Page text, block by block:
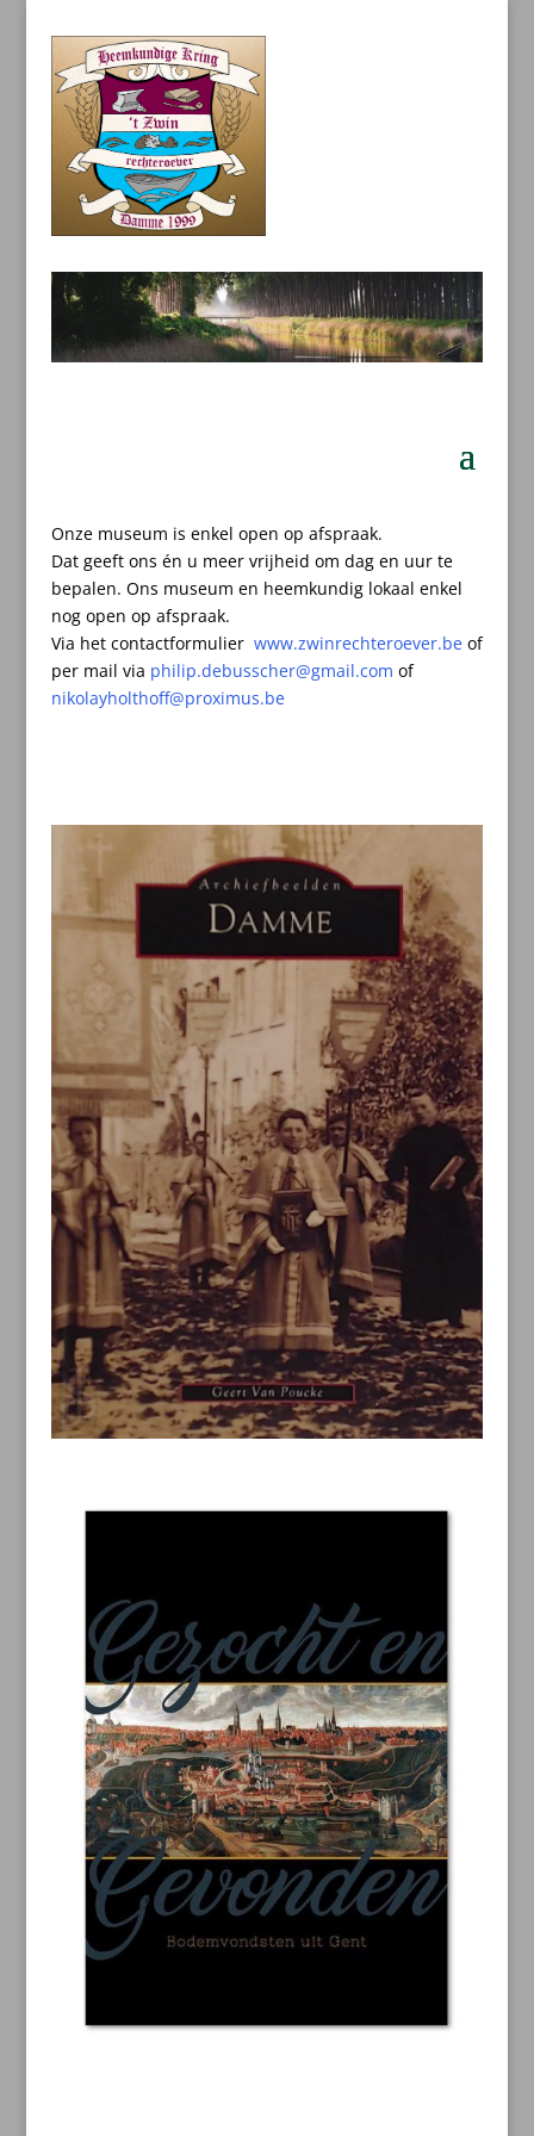
Onze museum is enkel open op afspraak.
Dat geeft ons én u meer vrijheid om dag en uur te
bepalen. Ons museum en heemkundig lokaal enkel
nog open op afspraak.
Via het contactformulier www.zwinrechteroever.be of
per mail via philip.debusscher@gmail.com of
nikolayholthoff@proximus.be